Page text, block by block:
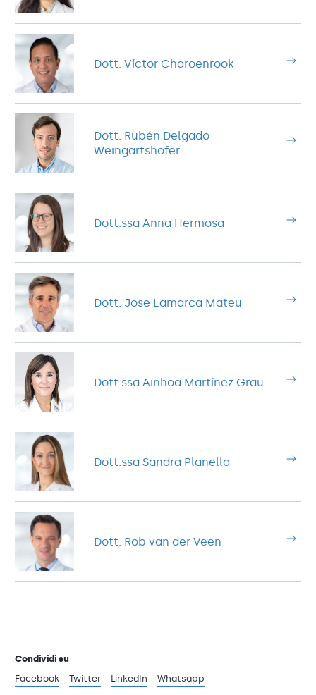
Dott. Víctor Charoenrook
Dott. Rubén Delgado
Weingartshofer
Dott.ssa Anna Hermosa
Dott. Jose Lamarca Mateu
Dott.ssa Ainhoa Martínez Grau
Dott.ssa Sandra Planella
Dott. Rob van der Veen
Condividi su
Facebook
Twitter LinkedIn Whatsapp